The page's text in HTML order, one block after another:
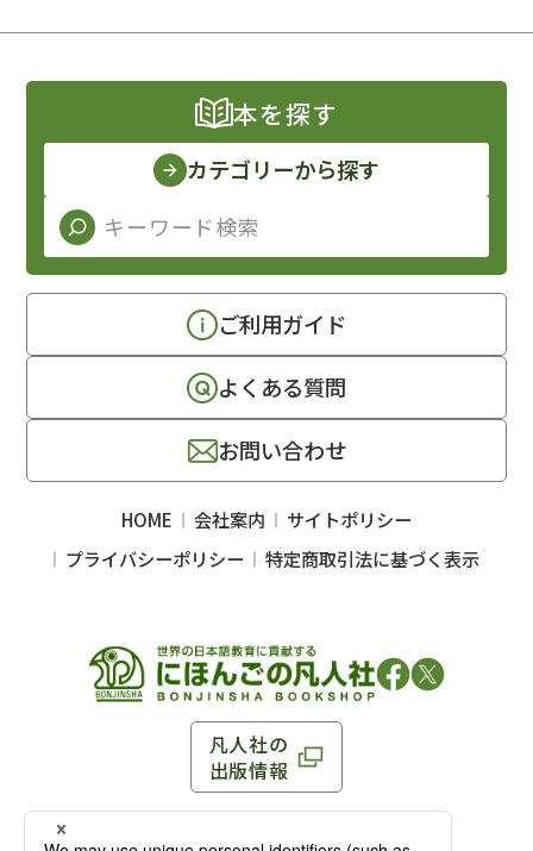
凡人社の
出版情報
〒102-0093 東京都千代田区平河町 1-3-13 8F
本を探す
カテゴリーから探す
ご利用ガイド
よくある質問
お問い合わせ
HOME 会社案内
サイトポリシー
プライバシーポリシー
特定商取引法に基づく表示